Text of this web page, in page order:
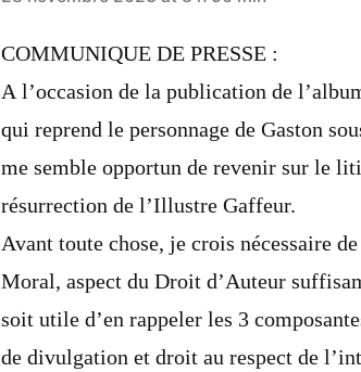
COMMUNIQUE DE PRESSE :
A l’occasion de la publication de
qui reprend le personnage de Gaston
me semble opportun de revenir sur le
résurrection de l’Illustre Gaffeur.
Avant toute chose, je crois nécessaire
Moral, aspect du Droit d’Auteur
soit utile d’en rappeler les 3
de divulgation et droit au respect de